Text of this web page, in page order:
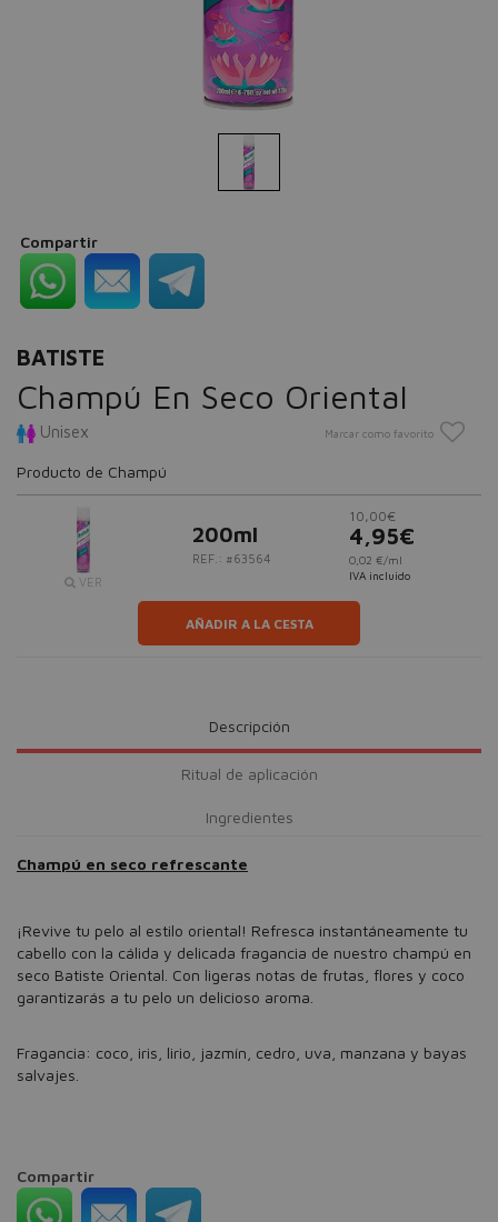
Compartir
BATISTE
Champú En Seco Oriental
Unisex Marcar como favorito
Producto de Champú
VER
200ml
REF.: #63564
10,00€
4,95€
0,02 €/ml
IVA incluido
AÑADIR A LA CESTA
Descripción
Ritual de aplicación
Ingredientes
Champú en seco refrescante
¡Revive tu pelo al estilo oriental! Refresca instantáneamente tu
cabello con la cálida y delicada fragancia de nuestro champú en
seco Batiste Oriental. Con ligeras notas de frutas, flores y coco
garantizarás a tu pelo un delicioso aroma.
Fragancia: coco, iris, lirio, jazmín, cedro, uva, manzana y bayas
salvajes.
Compartir